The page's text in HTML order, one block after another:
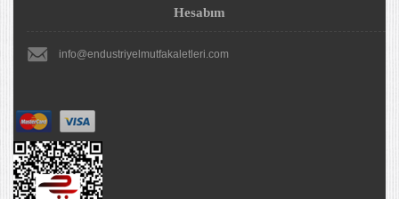
Hesabım
info@endustriyelmutfakaletleri.com